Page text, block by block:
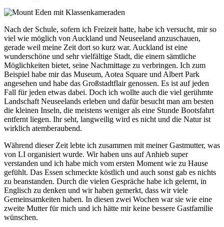
Nach der Schule, sofern ich Freizeit hatte, habe ich versucht, mir so
viel wie möglich von Auckland und Neuseeland anzuschauen,
gerade weil meine Zeit dort so kurz war. Auckland ist eine
wunderschöne und sehr vielfältige Stadt, die einem sämtliche
Möglichkeiten bietet, seine Nachmittage zu verbringen. Ich zum
Beispiel habe mir das Museum, Aotea Square und Albert Park
angesehen und habe das Großstadtflair genossen. Es ist auf jeden
Fall für jeden etwas dabei. Doch ich wollte auch die viel gerühmte
Landschaft Neuseelands erleben und dafür besucht man am besten
die kleinen Inseln, die meistens weniger als eine Stunde Bootsfahrt
entfernt liegen. Ihr seht, langweilig wird es nicht und die Natur ist
wirklich atemberaubend.
Während dieser Zeit lebte ich zusammen mit meiner Gastmutter, was
von LI organisiert wurde. Wir haben uns auf Anhieb super
verstanden und ich habe mich vom ersten Moment wie zu Hause
gefühlt. Das Essen schmeckte köstlich und auch sonst gab es nichts
zu beanstanden. Durch die vielen Gespräche habe ich gelernt, in
Englisch zu denken und wir haben gemerkt, dass wir viele
Gemeinsamkeiten haben. In diesen zwei Wochen war sie wie eine
zweite Mutter für mich und ich hätte mir keine bessere Gastfamilie
wünschen.